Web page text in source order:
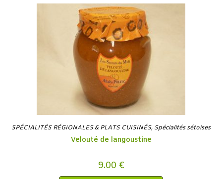
SPÉCIALITÉS RÉGIONALES & PLATS CUISINÉS, Spécialités sétoises
Velouté de langoustine
9.00 €